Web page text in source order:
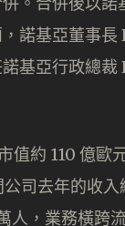
諾基亞董事
基亞行政總裁
約 110 億歐
司去年的收入
人，業務橫跨